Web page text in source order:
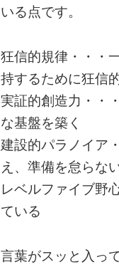
いる点です。
狂信的規律・・・
持するために狂信
実証的創造力・・
な基盤を築く
建設的パラノイア
え、準備を怠らな
レベルファイブ野
ている
言葉がスッと入っ